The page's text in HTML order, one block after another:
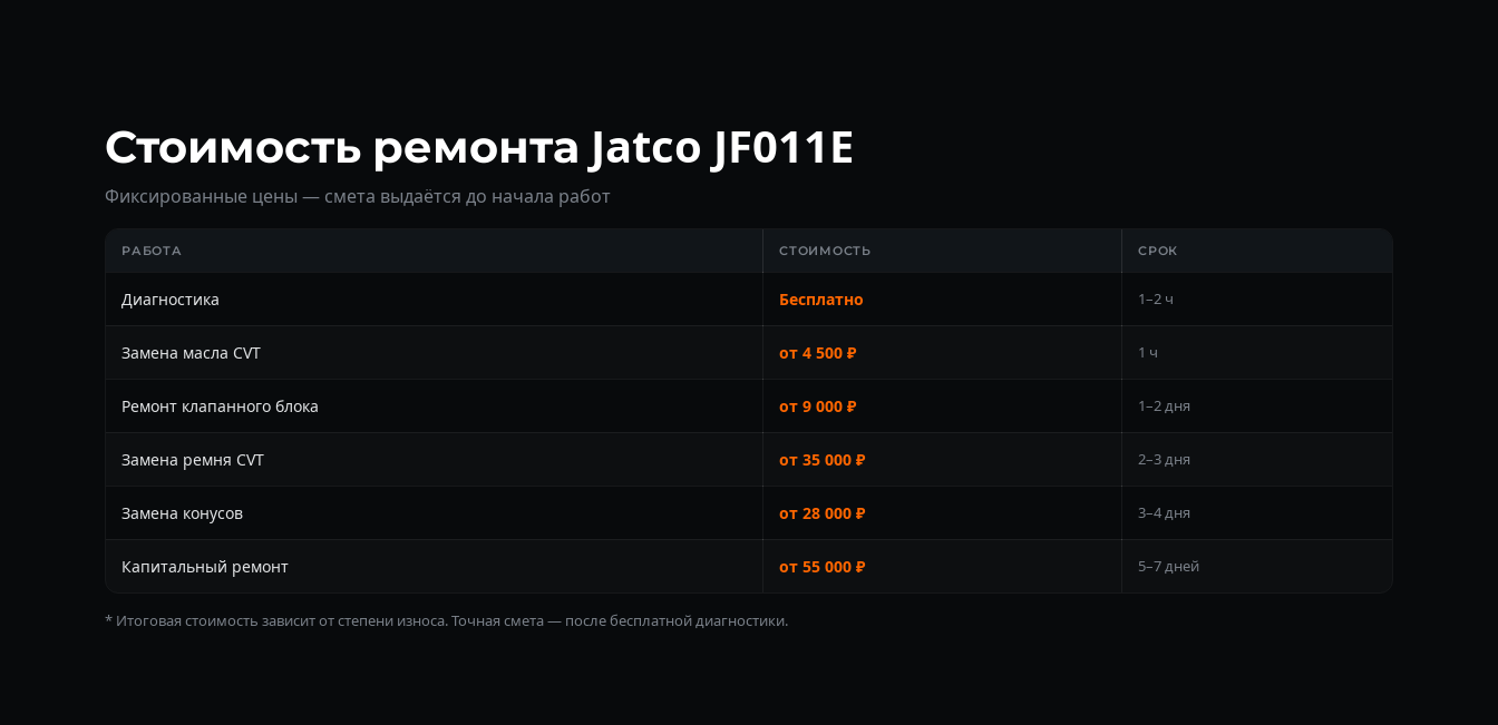
Стоимость ремонта Jatco JF011E
Фиксированные цены — смета выдаётся до начала работ
РАБОТА СТОИМОСТЬ СРОК
Диагностика Бесплатно 1–2 ч
Замена масла CVT от 4 500 ₽ 1 ч
Ремонт клапанного блока от 9 000 ₽ 1–2 дня
Замена ремня CVT от 35 000 ₽ 2–3 дня
Замена конусов от 28 000 ₽ 3–4 дня
Капитальный ремонт от 55 000 ₽ 5–7 дней
* Итоговая стоимость зависит от степени износа. Точная смета — после бесплатной диагностики.